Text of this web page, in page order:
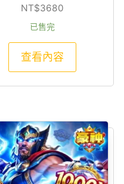
NT$3680
已售完
查看內容